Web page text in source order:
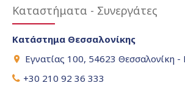
Καταστήματα - Συνεργάτες
Κατάστημα Θεσσαλονίκης
Εγνατίας 100, 54623 Θεσσαλονίκη -
+30 210 92 36 333